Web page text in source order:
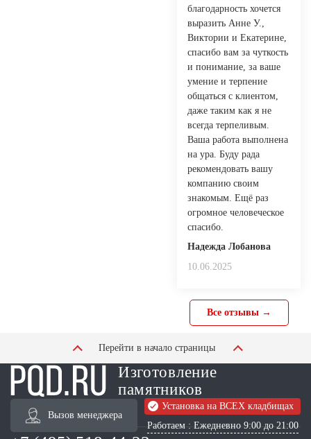
благодарность хочется
выразить Анне У.,
Виктории и Екатерине,
спасибо вам за чуткость
и понимание, за ваше
умение и терпение
общаться с клиентом,
даже таким как я не
всегда терпеливым.
Ваша работа выполнена
на ура. Буду рада
рекомендовать вашу
компанию своим
знакомым. Ещё раз
огромное человеческое
спасибо.
Надежда Лобанова
10.06.2025
Все отзывы →
Перейти в начало страницы
Изготовление
памятников
Вызов менеджера
Установка на ВСЕХ кладбищах
Работаем : Ежедневно 9:00 до 21:00